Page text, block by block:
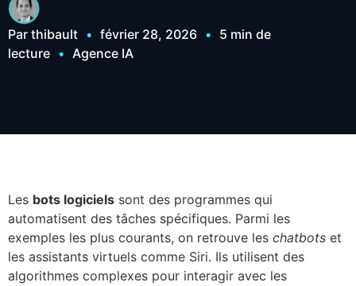
Par thibault • février 28, 2026 • 5 min de
lecture • Agence IA
Les bots logiciels sont des programmes qui
automatisent des tâches spécifiques. Parmi les
exemples les plus courants, on retrouve les chatbots et
les assistants virtuels comme Siri. Ils utilisent des
algorithmes complexes pour interagir avec les